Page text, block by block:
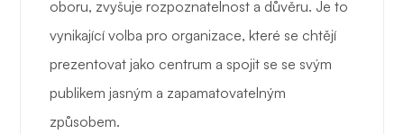
oboru, zvyšuje rozpoznatelnost a důvěru. Je to
vynikající volba pro organizace, které se chtějí
prezentovat jako centrum a spojit se se svým
publikem jasným a zapamatovatelným
způsobem.